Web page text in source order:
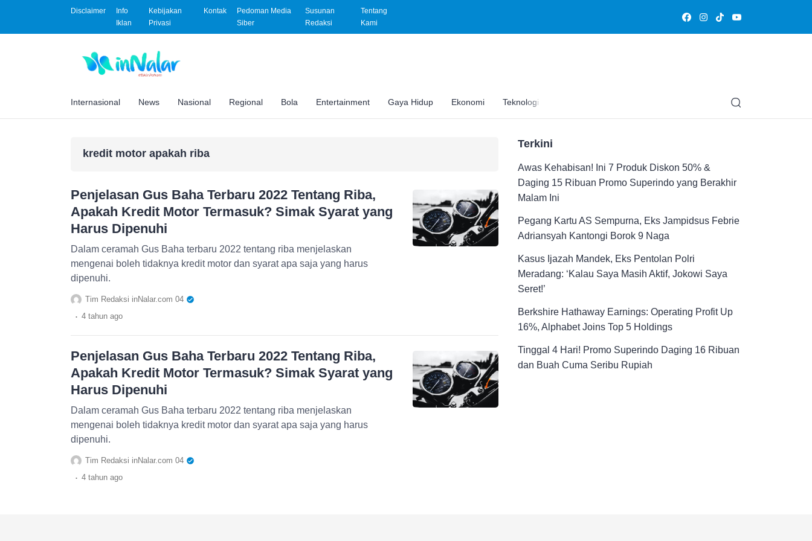
Disclaimer
Info
Iklan
Kebijakan
Privasi
Kontak
Pedoman Media
Siber
Susunan
Redaksi
Tentang
Kami
Internasional News Nasional Regional Bola Entertainment Gaya Hidup Ekonomi Teknologi Edukasi
kredit motor apakah riba
Penjelasan Gus Baha Terbaru 2022 Tentang Riba,
Apakah Kredit Motor Termasuk? Simak Syarat yang
Harus Dipenuhi
Dalam ceramah Gus Baha terbaru 2022 tentang riba menjelaskan
mengenai boleh tidaknya kredit motor dan syarat apa saja yang harus
dipenuhi.
Tim Redaksi inNalar.com 04
. 4 tahun ago
Penjelasan Gus Baha Terbaru 2022 Tentang Riba,
Apakah Kredit Motor Termasuk? Simak Syarat yang
Harus Dipenuhi
Dalam ceramah Gus Baha terbaru 2022 tentang riba menjelaskan
mengenai boleh tidaknya kredit motor dan syarat apa saja yang harus
dipenuhi.
Tim Redaksi inNalar.com 04
. 4 tahun ago
Terkini
Awas Kehabisan! Ini 7 Produk Diskon 50% &
Daging 15 Ribuan Promo Superindo yang Berakhir
Malam Ini
Pegang Kartu AS Sempurna, Eks Jampidsus Febrie
Adriansyah Kantongi Borok 9 Naga
Kasus Ijazah Mandek, Eks Pentolan Polri
Meradang: ‘Kalau Saya Masih Aktif, Jokowi Saya
Seret!’
Berkshire Hathaway Earnings: Operating Profit Up
16%, Alphabet Joins Top 5 Holdings
Tinggal 4 Hari! Promo Superindo Daging 16 Ribuan
dan Buah Cuma Seribu Rupiah